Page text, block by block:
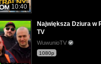
10:40
Największa Dziura w
TV
WuwunioTV
1080p